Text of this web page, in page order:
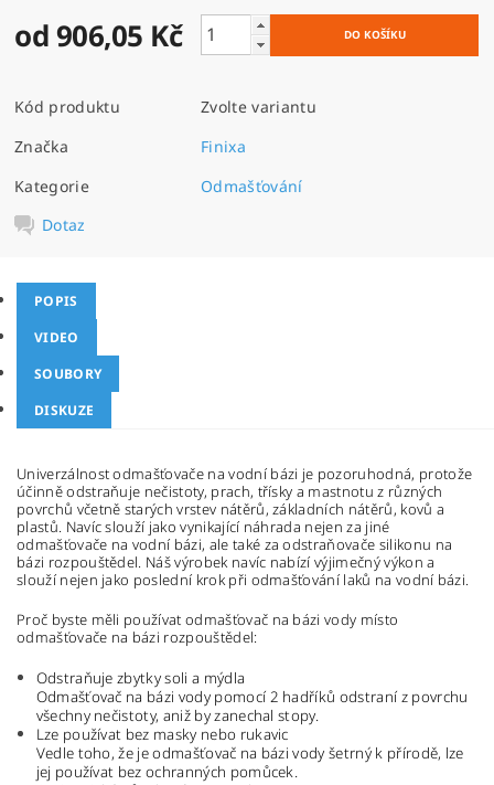
od 906,05 Kč
Kód produktu
Zvolte variantu
Značka
Finixa
Kategorie
Odmašťování
Dotaz
POPIS
VIDEO
SOUBORY
DISKUZE
Univerzálnost odmašťovače na vodní bázi je pozoruhodná, protože
účinně odstraňuje nečistoty, prach, třísky a mastnotu z různých
povrchů včetně starých vrstev nátěrů, základních nátěrů, kovů a
plastů. Navíc slouží jako vynikající náhrada nejen za jiné
odmašťovače na vodní bázi, ale také za odstraňovače silikonu na
bázi rozpouštědel. Náš výrobek navíc nabízí výjimečný výkon a
slouží nejen jako poslední krok při odmašťování laků na vodní bázi.
Proč byste měli používat odmašťovač na bázi vody místo
odmašťovače na bázi rozpouštědel:
Odstraňuje zbytky soli a mýdla
Odmašťovač na bázi vody pomocí 2 hadříků odstraní z povrchu
všechny nečistoty, aniž by zanechal stopy.
Lze používat bez masky nebo rukavic
Vedle toho, že je odmašťovač na bázi vody šetrný k přírodě, lze
jej používat bez ochranných pomůcek.